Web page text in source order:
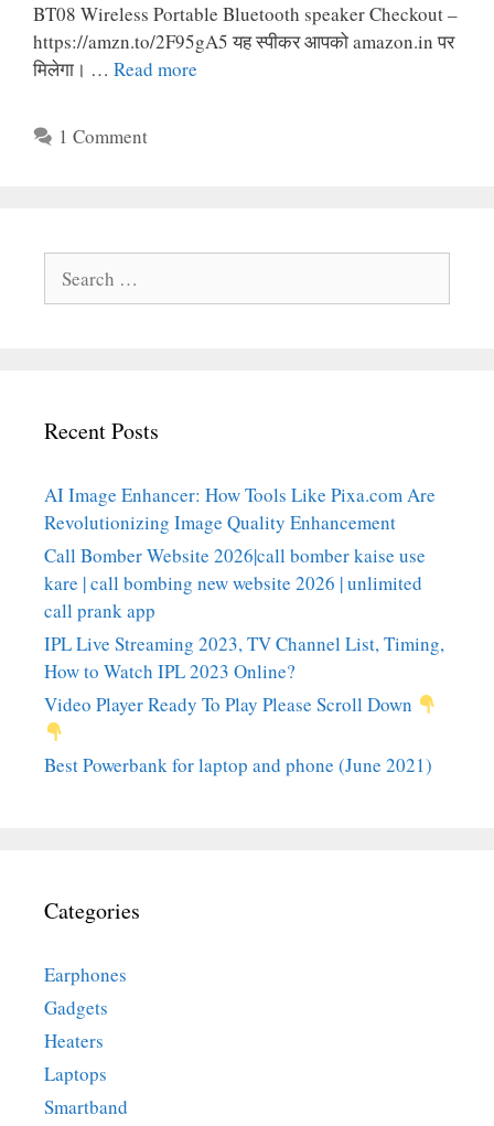
BT08 Wireless Portable Bluetooth speaker Checkout –
https://amzn.to/2F95gA5 यह स्पीकर आपको amazon.in पर
मिलेगा। … Read more
1 Comment
for:
Recent Posts
AI Image Enhancer: How Tools Like Pixa.com Are
Revolutionizing Image Quality Enhancement
Call Bomber Website 2026|call bomber kaise use
kare | call bombing new website 2026 | unlimited
call prank app
IPL Live Streaming 2023, TV Channel List, Timing,
How to Watch IPL 2023 Online?
Video Player Ready To Play Please Scroll Down
Best Powerbank for laptop and phone (June 2021)
Categories
Earphones
Gadgets
Heaters
Laptops
Smartband